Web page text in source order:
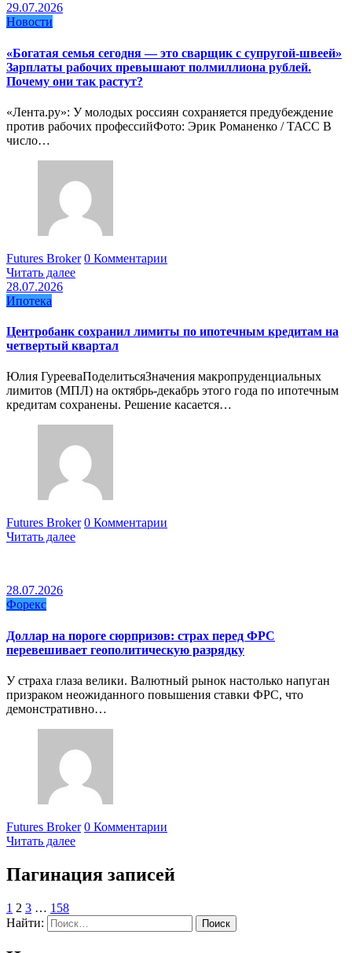
29.07.2026
Новости
«Богатая семья сегодня — это сварщик с супругой-швеей»
Зарплаты рабочих превышают полмиллиона рублей.
Почему они так растут?
«Лента.ру»: У молодых россиян сохраняется предубеждение
против рабочих профессийФото: Эрик Романенко / ТАСС В
число…
Futures Broker 0 Комментарии
Читать далее
28.07.2026
Ипотека
Центробанк сохранил лимиты по ипотечным кредитам на
четвертый квартал
Юлия ГурееваПоделитьсяЗначения макропруденциальных
лимитов (МПЛ) на октябрь-декабрь этого года по ипотечным
кредитам сохранены. Решение касается…
Futures Broker 0 Комментарии
Читать далее
28.07.2026
Форекс
Доллар на пороге сюрпризов: страх перед ФРС
перевешивает геополитическую разрядку
У страха глаза велики. Валютный рынок настолько напуган
призраком неожиданного повышения ставки ФРС, что
демонстративно…
Futures Broker 0 Комментарии
Читать далее
Пагинация записей
1 2 3 … 158
Найти: